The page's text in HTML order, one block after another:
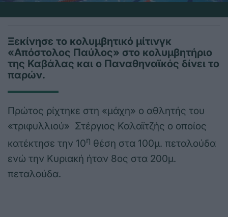
Ξεκίνησε το κολυμβητικό μίτινγκ
«Απόστολος Παύλος» στο κολυμβητήριο
της Καβάλας και ο Παναθηναϊκός δίνει το
παρών.
Πρώτος ρίχτηκε στη «μάχη» ο αθλητής του
«τριφυλλιού» Στέργιος Καλαϊτζής ο οποίος
κατέκτησε την 10η θέση στα 100μ. πεταλούδα
ενώ την Κυριακή ήταν 8ος στα 200μ.
πεταλούδα.